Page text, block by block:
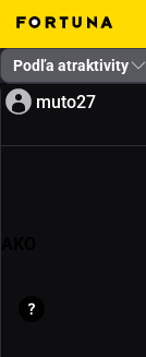
Podľa atraktivity
muto27